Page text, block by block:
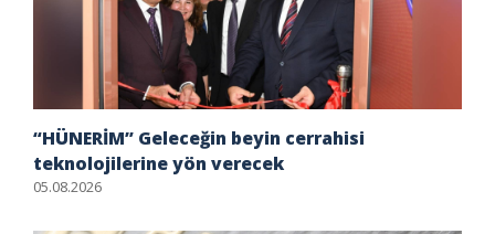
“HÜNERİM” Geleceğin beyin cerrahisi
teknolojilerine yön verecek
05.08.2026